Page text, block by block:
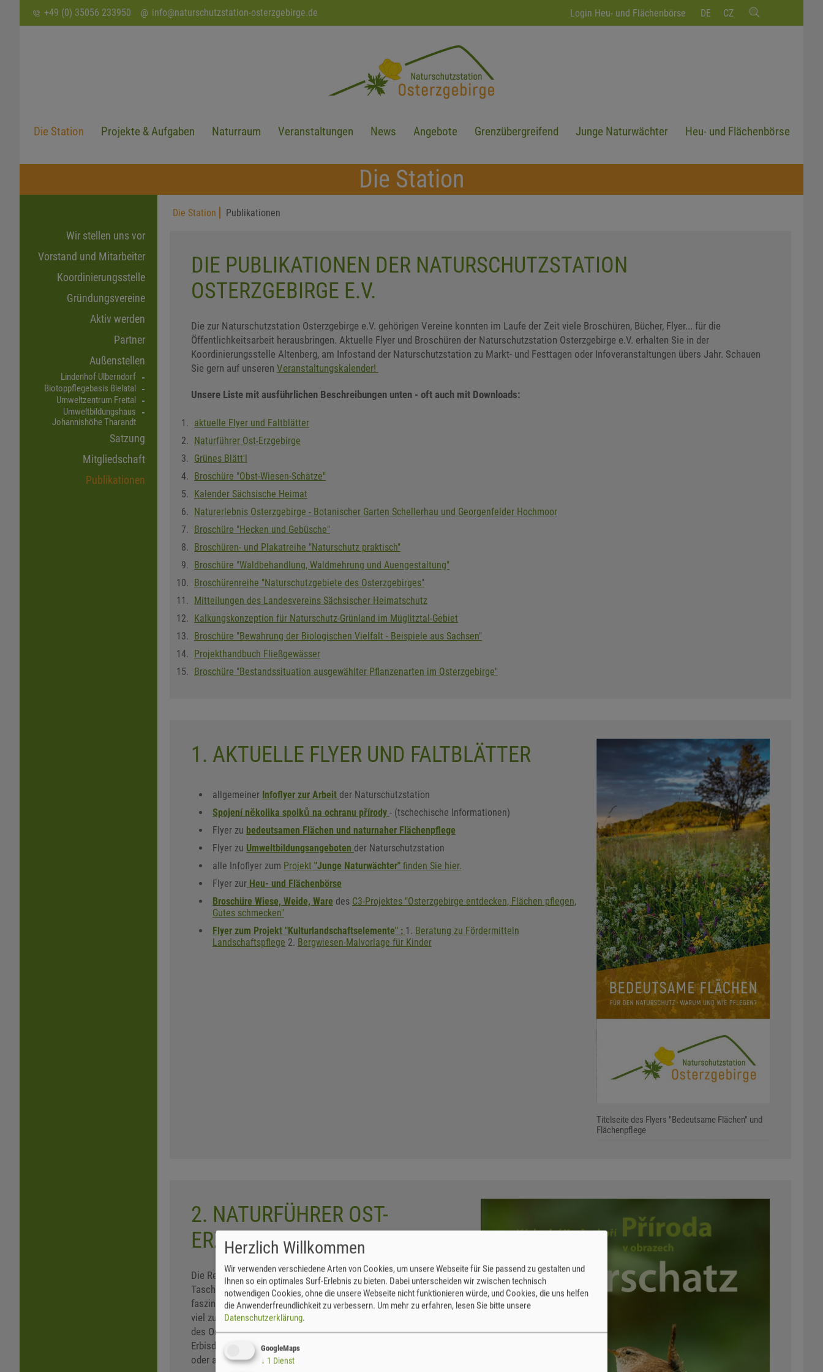
+49 (0) 35056 233950 info@naturschutzstation-osterzgebirge.de Login Heu- und Flächenbörse DE CZ
SUCHEN
Die Station Projekte & Aufgaben Naturraum Veranstaltungen News Angebote Grenzübergreifend Junge Naturwächter Heu- und Flächenbörse
Die Station
Wir stellen uns vor
Vorstand und Mitarbeiter
Koordinierungsstelle
Gründungsvereine
Aktiv werden
Partner
Außenstellen
Lindenhof Ulberndorf
Biotoppflegebasis Bielatal
Umweltzentrum Freital
Umweltbildungshaus
Johannishöhe Tharandt
Satzung
Mitgliedschaft
Publikationen
Die Station Publikationen
DIE PUBLIKATIONEN DER NATURSCHUTZSTATION
OSTERZGEBIRGE E.V.
Die zur Naturschutzstation Osterzgebirge e.V. gehörigen Vereine konnten im Laufe der Zeit viele Broschüren, Bücher, Flyer... für die
Öffentlichkeitsarbeit herausbringen. Aktuelle Flyer und Broschüren der Naturschutzstation Osterzgebirge e.V. erhalten Sie in der
Koordinierungsstelle Altenberg, am Infostand der Naturschutzstation zu Markt- und Festtagen oder Infoveranstaltungen übers Jahr. Schauen
Sie gern auf unseren Veranstaltungskalender!
Unsere Liste mit ausführlichen Beschreibungen unten - oft auch mit Downloads:
aktuelle Flyer und Faltblätter
Naturführer Ost-Erzgebirge
Grünes Blätt'l
Broschüre "Obst-Wiesen-Schätze"
Kalender Sächsische Heimat
Naturerlebnis Osterzgebirge - Botanischer Garten Schellerhau und Georgenfelder Hochmoor
Broschüre "Hecken und Gebüsche"
Broschüren- und Plakatreihe "Naturschutz praktisch"
Broschüre "Waldbehandlung, Waldmehrung und Auengestaltung"
Broschürenreihe "Naturschutzgebiete des Osterzgebirges"
Mitteilungen des Landesvereins Sächsischer Heimatschutz
Kalkungskonzeption für Naturschutz-Grünland im Müglitztal-Gebiet
Broschüre "Bewahrung der Biologischen Vielfalt - Beispiele aus Sachsen"
Projekthandbuch Fließgewässer
Broschüre "Bestandssituation ausgewählter Pflanzenarten im Osterzgebirge"
Titelseite des Flyers "Bedeutsame Flächen" und
Flächenpflege
1. AKTUELLE FLYER UND FALTBLÄTTER
allgemeiner Infoflyer zur Arbeit der Naturschutzstation
Spojení několika spolků na ochranu přírody - (tschechische Informationen)
Flyer zu bedeutsamen Flächen und naturnaher Flächenpflege
Flyer zu Umweltbildungsangeboten der Naturschutzstation
alle Infoflyer zum Projekt "Junge Naturwächter" finden Sie hier.
Flyer zur Heu- und Flächenbörse
Broschüre Wiese, Weide, Ware des C3-Projektes "Osterzgebirge entdecken, Flächen pflegen,
Gutes schmecken"
Flyer zum Projekt "Kulturlandschaftselemente" : 1. Beratung zu Fördermitteln
Landschaftspflege 2. Bergwiesen-Malvorlage für Kinder
2. NATURFÜHRER OST-
ERZGEBIRGE
Die Reihe »Naturführer Ost-Erzgebirge« im handlichen
Taschenbuchformat bietet viele Anregungen, sich mit der
faszinierenden Natur des Ost-Erzgebirges zu beschäftigen. Es gibt
viel zu entdecken – in den Buchenwäldern am steilen Südabhang
des Ost-Erzgebirges, an den Bergwerksteichen zwischen Brand-
Erbisdorf und Sayda, auf den Steinrücken um Oelsen und Petrovice
oder an den schroffen Talhängen von Müglitz und Weißeritz.
Herzlich Willkommen
Wir verwenden verschiedene Arten von Cookies, um unsere Webseite für Sie passend zu gestalten und
Ihnen so ein optimales Surf-Erlebnis zu bieten. Dabei unterscheiden wir zwischen technisch
notwendigen Cookies, ohne die unsere Webseite nicht funktionieren würde, und Cookies, die uns helfen
die Anwenderfreundlichkeit zu verbessern. Um mehr zu erfahren, lesen Sie bitte unsere
Datenschutzerklärung.
GoogleMaps
↓ 1 Dienst